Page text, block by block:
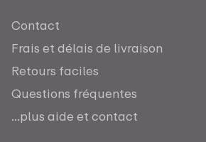
Contact
Frais et délais de livraison
Retours faciles
Questions fréquentes
...plus aide et contact